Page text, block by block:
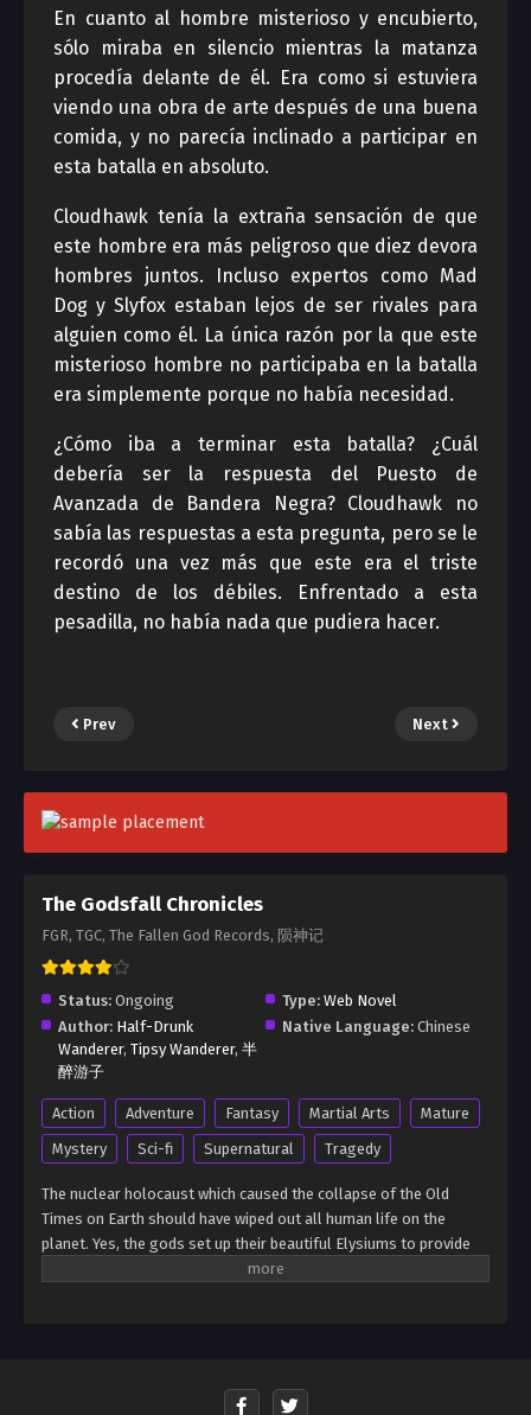
En cuanto al hombre misterioso y encubierto,
sólo miraba en silencio mientras la matanza
procedía delante de él. Era como si estuviera
viendo una obra de arte después de una buena
comida, y no parecía inclinado a participar en
esta batalla en absoluto.
Cloudhawk tenía la extraña sensación de que
este hombre era más peligroso que diez devora
hombres juntos. Incluso expertos como Mad
Dog y Slyfox estaban lejos de ser rivales para
alguien como él. La única razón por la que este
misterioso hombre no participaba en la batalla
era simplemente porque no había necesidad.
¿Cómo iba a terminar esta batalla? ¿Cuál
debería ser la respuesta del Puesto de
Avanzada de Bandera Negra? Cloudhawk no
sabía las respuestas a esta pregunta, pero se le
recordó una vez más que este era el triste
destino de los débiles. Enfrentado a esta
pesadilla, no había nada que pudiera hacer.
Prev Next
The Godsfall Chronicles
FGR, TGC, The Fallen God Records, 陨神记
Status: Ongoing Type: Web Novel
Author: Half-Drunk
Wanderer, Tipsy Wanderer, 半
醉游子
Native Language: Chinese
Action Adventure Fantasy Martial Arts
Mature
Mystery
Sci-fi Supernatural Tragedy
The nuclear holocaust which caused the collapse of the Old
Times on Earth should have wiped out all human life on the
planet. Yes, the gods set up their beautiful Elysiums to provide
sanctuaries for their chosen, but by all rights everyone outside
destined to live out his life scrounging for scraps in the